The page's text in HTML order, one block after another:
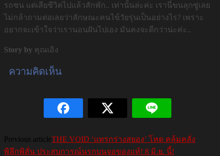
รถชน แต่เสียชีวิตไปแล้วสักพัก.. เท่านั้นล่ะค่ะ เรานี่ขนลุกซู่เลย
ไม่กล้าถามต่อเลยว่าลักษณะคนไข้วัยรุ่นเป็นอย่างไร? เพราะ
อยากจะเข้าใจว่าเรานอนฝันไปเอง มันคงจะดีกว่าน่ะค่ะ..
Story by คุณเอิง
ความคิดเห็น
Previous articleTHE VOID ‘แทรกร่างสยอง’ โหด คลุ้มคลั่ง
พิลึกพิลั่น ประสบการณ์นรกบนจอของแท้! 8 มิ.ย. นี้!